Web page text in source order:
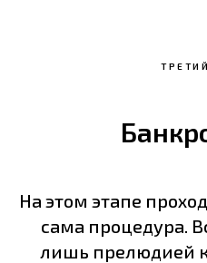
На этом этапе
сама процедура.
лишь прелюдией к